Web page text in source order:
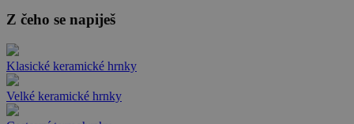
Z čeho se napiješ
Klasické keramické hrnky
Velké keramické hrnky